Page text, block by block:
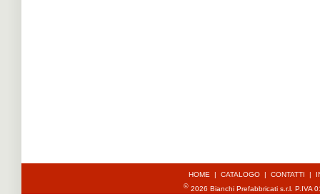
HOME | CATALOGO| CONTATTI |
©2026 Bianchi Prefabbricati s.r.l. P.IVA